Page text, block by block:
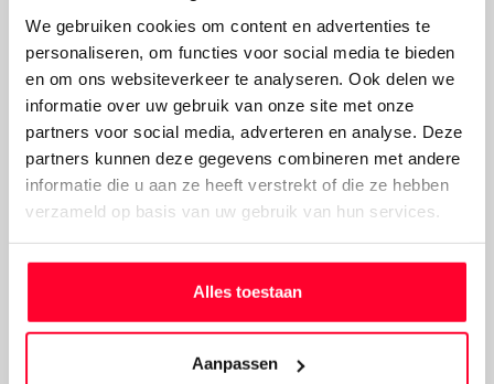
We gebruiken cookies om content en advertenties te
personaliseren, om functies voor social media te bieden
en om ons websiteverkeer te analyseren. Ook delen we
informatie over uw gebruik van onze site met onze
partners voor social media, adverteren en analyse. Deze
partners kunnen deze gegevens combineren met andere
informatie die u aan ze heeft verstrekt of die ze hebben
verzameld op basis van uw gebruik van hun services.
Alles toestaan
Aanpassen
Alcoholgebruik op de
e-bike
De zon schijnt, het festivalseizoen is weer in volle gang,
maar blijft de e-bike in de schuur wanneer men een
drankje gaat doen? Wij deden onderzoek naar het
gebruik van alcohol op deelektrische fietsonder ruim
3.000 respondenten.
38% heeft e-bike, maar gebruikt deze niet als hij/zij
19% heeft e-bike, en gebruikt deze altijd, ook als